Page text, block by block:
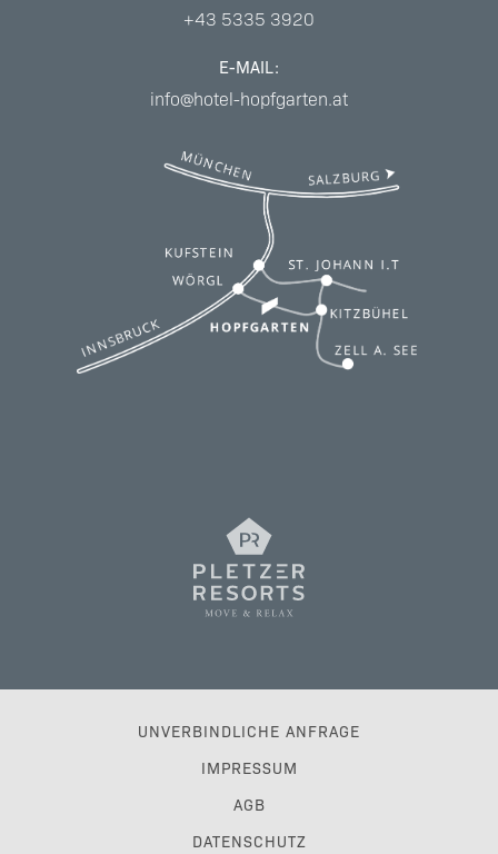
+43 5335 3920
E-MAIL:
info@hotel-hopfgarten.at
UNVERBINDLICHE ANFRAGE
IMPRESSUM
AGB
DATENSCHUTZ